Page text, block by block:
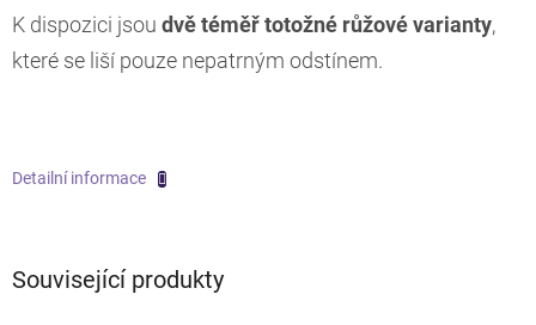
K dispozici jsou dvě téměř totožné růžové varianty,
které se liší pouze nepatrným odstínem.
Detailní informace
Související produkty